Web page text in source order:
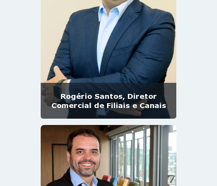
Rogério Santos, Diretor
Comercial de Filiais e Canais